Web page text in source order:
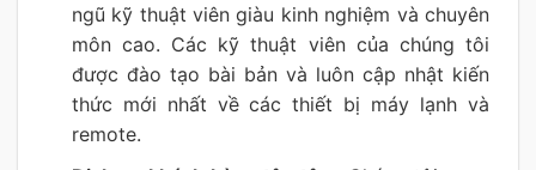
ngũ kỹ thuật viên giàu kinh nghiệm và chuyên
môn cao. Các kỹ thuật viên của chúng tôi
được đào tạo bài bản và luôn cập nhật kiến
thức mới nhất về các thiết bị máy lạnh và
remote.